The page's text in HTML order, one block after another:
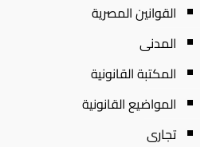
القوانين المصرية
المدنى
المكتبة القانونية
المواضيع القانونية
تجارى